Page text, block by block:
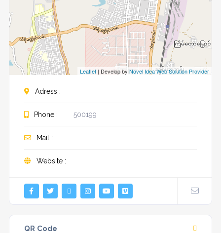
Leaflet | Develop byNovel Idea Web Solution Provider
Adress :
Phone : 500199
Mail :
Website :
QR Code